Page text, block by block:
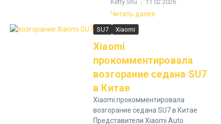
Ketty Shu 11.02.2026
Читать далее
SU7 Xiaomi
Xiaomi
прокомментировала
возгорание седана SU7
в Китае
Xiaomi прокомментировала
возгорание седана SU7 в Китае
Представители Xiaomi Auto